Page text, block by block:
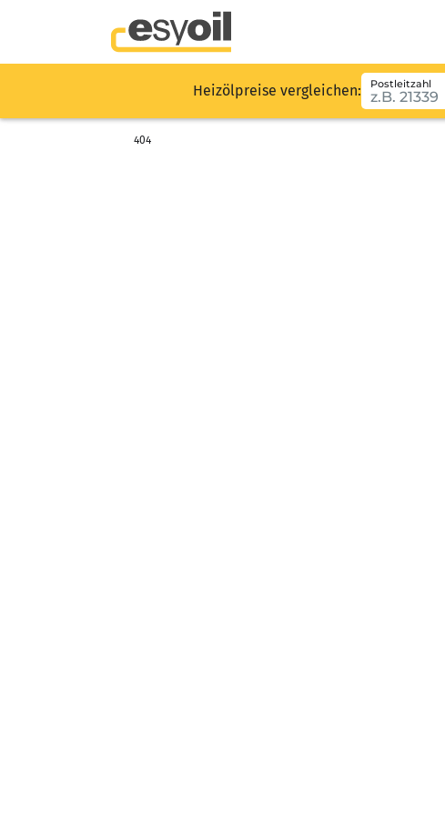
Heizölpreise vergleichen: Postleitzahl
404